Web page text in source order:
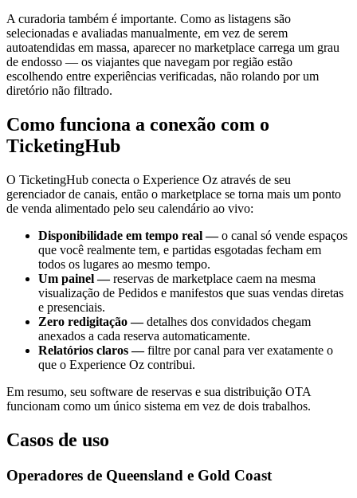
A curadoria também é importante. Como as listagens são
selecionadas e avaliadas manualmente, em vez de serem
autoatendidas em massa, aparecer no marketplace carrega um grau
de endosso — os viajantes que navegam por região estão
escolhendo entre experiências verificadas, não rolando por um
diretório não filtrado.
Como funciona a conexão com o
TicketingHub
O TicketingHub conecta o Experience Oz através de seu
gerenciador de canais, então o marketplace se torna mais um ponto
de venda alimentado pelo seu calendário ao vivo:
Disponibilidade em tempo real —o canal só vende espaços
que você realmente tem, e partidas esgotadas fecham em
todos os lugares ao mesmo tempo.
Um painel —reservas de marketplace caem na mesma
visualização de Pedidos e manifestos que suas vendas diretas
e presenciais.
Zero redigitação —detalhes dos convidados chegam
anexados a cada reserva automaticamente.
Relatórios claros —filtre por canal para ver exatamente o
que o Experience Oz contribui.
Em resumo, seu software de reservas e sua distribuição OTA
funcionam como um único sistema em vez de dois trabalhos.
Casos de uso
Operadores de Queensland e Gold Coast